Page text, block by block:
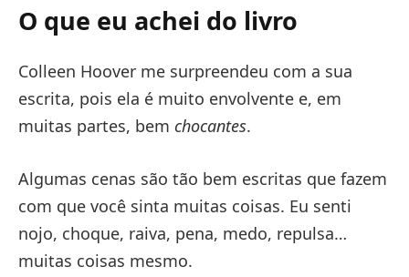
O que eu achei do livro
Colleen Hoover me surpreendeu com a sua
escrita, pois ela é muito envolvente e, em
muitas partes, bem chocantes.
Algumas cenas são tão bem escritas que fazem
com que você sinta muitas coisas. Eu senti
nojo, choque, raiva, pena, medo, repulsa…
muitas coisas mesmo.